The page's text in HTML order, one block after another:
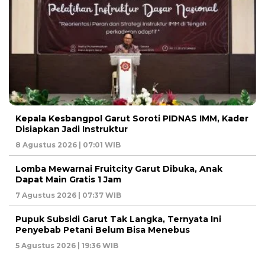
Kepala Kesbangpol Garut Soroti PIDNAS IMM, Kader
Disiapkan Jadi Instruktur
8 Agustus 2026 | 07:01 WIB
Lomba Mewarnai Fruitcity Garut Dibuka, Anak
Dapat Main Gratis 1 Jam
7 Agustus 2026 | 07:37 WIB
Pupuk Subsidi Garut Tak Langka, Ternyata Ini
Penyebab Petani Belum Bisa Menebus
5 Agustus 2026 | 19:36 WIB